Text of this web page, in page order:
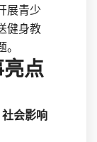
展青少
健身教
点
社会影响